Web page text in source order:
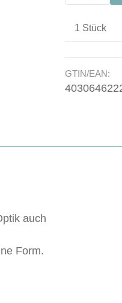
Produkt
GTIN/EAN:
auch
Form.